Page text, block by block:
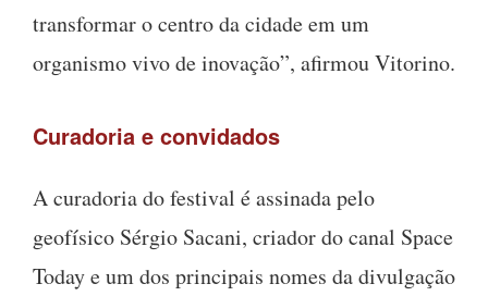
transformar o centro da cidade em um
organismo vivo de inovação”, afirmou Vitorino.
Curadoria e convidados
A curadoria do festival é assinada pelo
geofísico Sérgio Sacani, criador do canal Space
Today e um dos principais nomes da divulgação